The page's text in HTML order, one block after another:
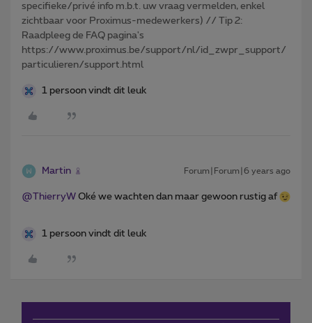
specifieke/privé info m.b.t. uw vraag vermelden, enkel
zichtbaar voor Proximus-medewerkers) // Tip 2:
Raadpleeg de FAQ pagina's
https://www.proximus.be/support/nl/id_zwpr_support/
particulieren/support.html
1 persoon vindt dit leuk
Martin Forum|Forum|6 years ago
@ThierryW Oké we wachten dan maar gewoon rustig af
1 persoon vindt dit leuk